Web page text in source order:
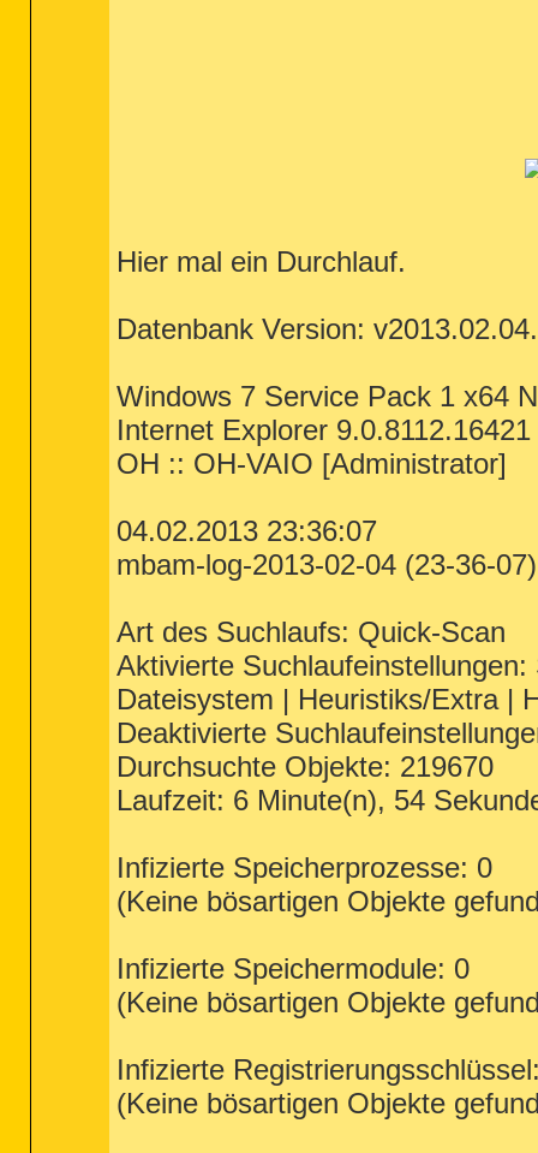
Hier mal ein Durchlauf.
Datenbank Version:
Windows 7 Service Pack 1 x64
Internet Explorer 9.0.8112.16421
OH :: OH-VAIO [Administrator]
04.02.2013 23:36:07
mbam-log-2013-02-04 (23-36-
Art des Suchlaufs: Quick-Scan
Aktivierte
Dateisystem | Heuristiks/Extra |
Deaktivierte
Durchsuchte Objekte: 219670
Laufzeit: 6 Minute(n), 54
Infizierte Speicherprozesse: 0
(Keine bösartigen Objekte
Infizierte Speichermodule: 0
(Keine bösartigen Objekte
Infizierte
(Keine bösartigen Objekte